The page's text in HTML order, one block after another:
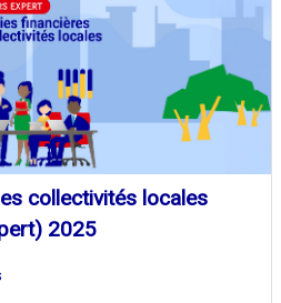
collectivités locales
2025